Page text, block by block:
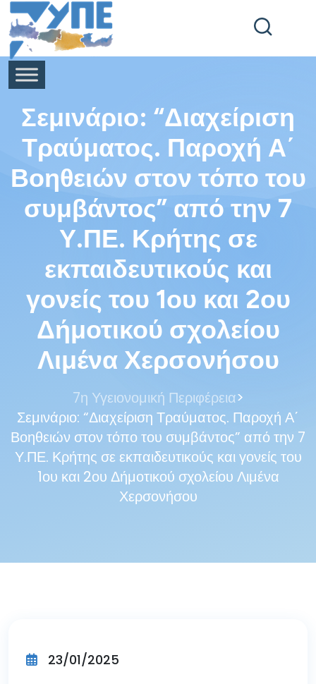
End Header Section -->
Σεμινάριο: “Διαχείριση
Τραύματος. Παροχή Α΄
Βοηθειών στον τόπο του
συμβάντος” από την 7
Υ.ΠΕ. Κρήτης σε
εκπαιδευτικούς και
γονείς του 1ου και 2ου
Δήμοτικού σχολείου
Λιμένα Χερσονήσου
7η Υγειονομική Περιφέρεια>
Σεμινάριο: “Διαχείριση Τραύματος. Παροχή Α΄
Βοηθειών στον τόπο του συμβάντος” από την 7
Υ.ΠΕ. Κρήτης σε εκπαιδευτικούς και γονείς του
1ου και 2ου Δήμοτικού σχολείου Λιμένα
Χερσονήσου
23/01/2025